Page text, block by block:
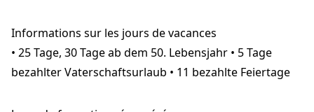
Informations sur les jours de vacances
• 25 Tage, 30 Tage ab dem 50. Lebensjahr • 5 Tage
bezahlter Vaterschaftsurlaub • 11 bezahlte Feiertage